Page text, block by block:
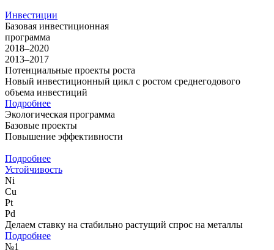
Инвестиции
Базовая инвестиционная
программа
2018–2020
2013–2017
Потенциальные проекты роста
Новый инвестиционный цикл с ростом среднегодового
объема инвестиций
Подробнее
Экологическая программа
Базовые проекты
Повышение эффективности
Подробнее
Устойчивость
Ni
Cu
Pt
Pd
Делаем ставку на стабильно растущий спрос на металлы
Подробнее
№1